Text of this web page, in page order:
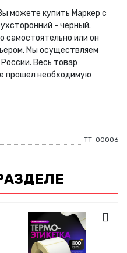
можете купить Маркер с
- черный.
самостоятельно или он
Мы осуществляем
Весь товар
прошел необходимую
ТТ-00006